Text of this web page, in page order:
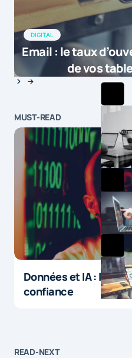
DIGITAL
Email : le taux
de vos
MUST-READ
Données et IA : le
confiance
READ-NEXT